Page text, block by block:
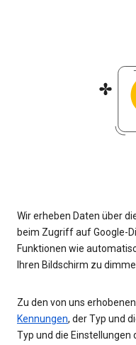
Wir erheben Daten über
beim Zugriff auf Google-
Funktionen wie
Ihren Bildschirm zu
Zu den von uns
Kennungen, der Typ und
Typ und die Einstellungen